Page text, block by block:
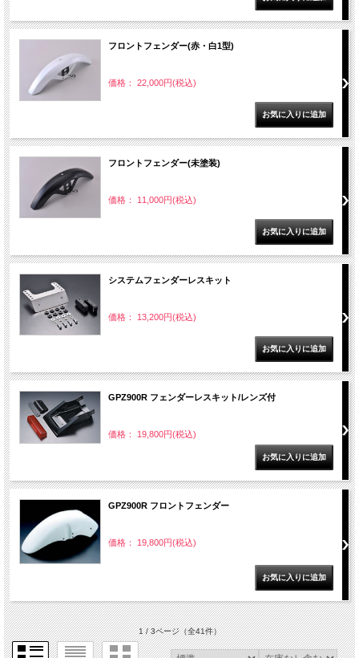
フロントフェンダー(赤・白1型)
価格： 22,000円(税込)
フロントフェンダー(未塗装)
価格： 11,000円(税込)
システムフェンダーレスキット
価格： 13,200円(税込)
GPZ900R フェンダーレスキット/レンズ付
価格： 19,800円(税込)
GPZ900R フロントフェンダー
価格： 19,800円(税込)
1 / 3ページ（全41件）